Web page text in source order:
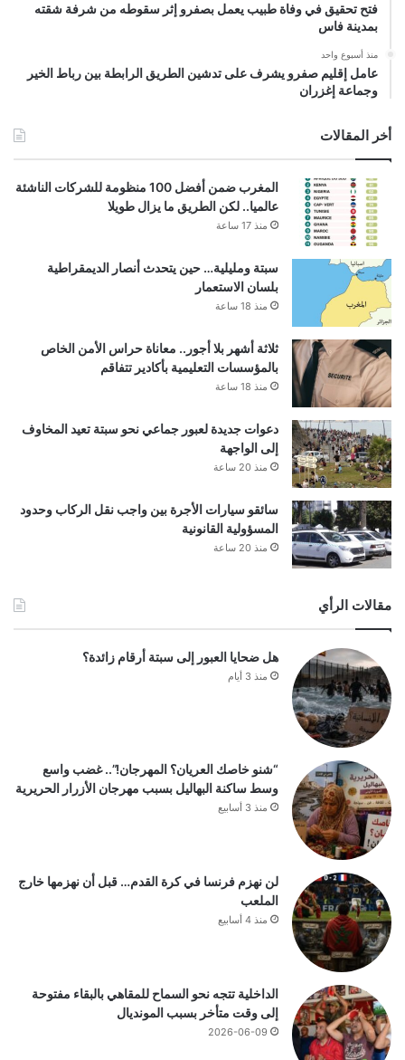
فتح تحقيق في وفاة طبيب يعمل بصفرو إثر سقوطه من شرفة شقته
بمدينة فاس
منذ أسبوع واحد
عامل إقليم صفرو يشرف على تدشين الطريق الرابطة بين رباط الخير
وجماعة إغزران
أخر المقالات
المغرب ضمن أفضل 100 منظومة للشركات الناشئة
عالميا.. لكن الطريق ما يزال طويلا
منذ 17 ساعة
سبتة ومليلية… حين يتحدث أنصار الديمقراطية
بلسان الاستعمار
منذ 18 ساعة
ثلاثة أشهر بلا أجور.. معاناة حراس الأمن الخاص
بالمؤسسات التعليمية بأكادير تتفاقم
منذ 18 ساعة
دعوات جديدة لعبور جماعي نحو سبتة تعيد المخاوف
إلى الواجهة
منذ 20 ساعة
سائقو سيارات الأجرة بين واجب نقل الركاب وحدود
المسؤولية القانونية
منذ 20 ساعة
مقالات الرأي
هل ضحايا العبور إلى سبتة أرقام زائدة؟
منذ 3 أيام
“شنو خاصك العريان؟ المهرجان!”.. غضب واسع
وسط ساكنة البهاليل بسبب مهرجان الأزرار الحريرية
منذ 3 أسابيع
لن نهزم فرنسا في كرة القدم… قبل أن نهزمها خارج
الملعب
منذ 4 أسابيع
الداخلية تتجه نحو السماح للمقاهي بالبقاء مفتوحة
إلى وقت متأخر بسبب المونديال
2026-06-09